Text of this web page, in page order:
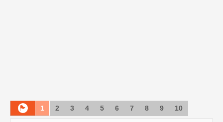
1 2 3 4 5 6 7 8 9 10